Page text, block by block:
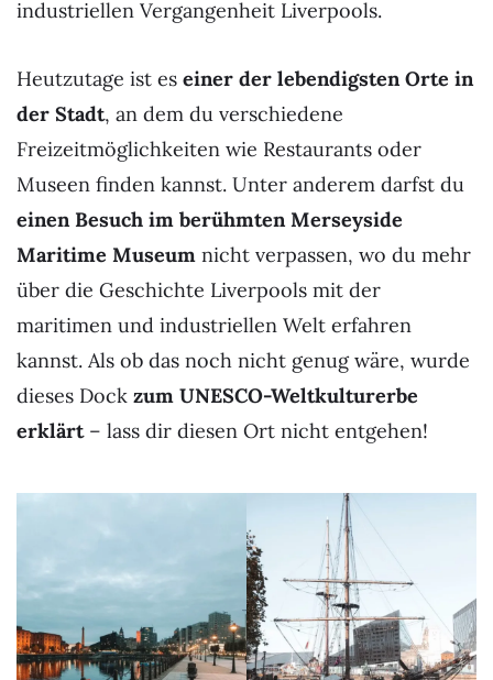
industriellen Vergangenheit Liverpools.
Heutzutage ist es einer der lebendigsten Orte in
der Stadt, an dem du verschiedene
Freizeitmöglichkeiten wie Restaurants oder
Museen finden kannst. Unter anderem darfst du
einen Besuch im berühmten Merseyside
Maritime Museum nicht verpassen, wo du mehr
über die Geschichte Liverpools mit der
maritimen und industriellen Welt erfahren
kannst. Als ob das noch nicht genug wäre, wurde
dieses Dock zum UNESCO-Weltkulturerbe
erklärt– lass dir diesen Ort nicht entgehen!